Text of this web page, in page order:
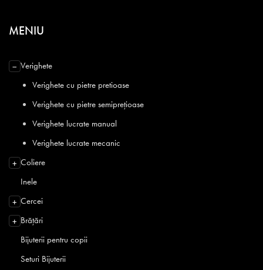
MENIU
− Verighete
Verighete cu pietre pretioase
Verighete cu pietre semiprețioase
Verighete lucrate manual
Verighete lucrate mecanic
+ Coliere
Inele
+ Cercei
+ Brățări
Bijuterii pentru copii
Seturi Bijuterii